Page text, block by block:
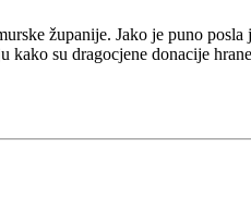
županije. Jako je puno
su dragocjene donacije